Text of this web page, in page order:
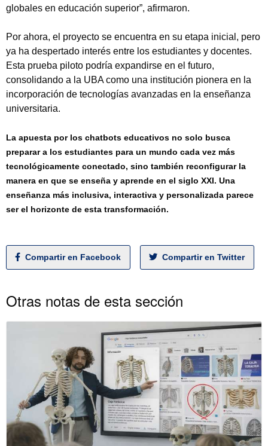
globales en educación superior”, afirmaron.
Por ahora, el proyecto se encuentra en su etapa inicial, pero
ya ha despertado interés entre los estudiantes y docentes.
Esta prueba piloto podría expandirse en el futuro,
consolidando a la UBA como una institución pionera en la
incorporación de tecnologías avanzadas en la enseñanza
universitaria.
La apuesta por los chatbots educativos no solo busca
preparar a los estudiantes para un mundo cada vez más
tecnológicamente conectado, sino también reconfigurar la
manera en que se enseña y aprende en el siglo XXI. Una
enseñanza más inclusiva, interactiva y personalizada parece
ser el horizonte de esta transformación.
Compartir en Facebook Compartir en Twitter
Otras notas de esta sección